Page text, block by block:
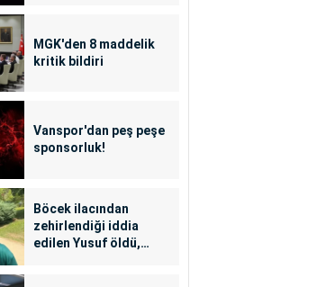
MGK'den 8 maddelik
kritik bildiri
Vanspor'dan peş peşe
sponsorluk!
Böcek ilacından
zehirlendiği iddia
edilen Yusuf öldü,